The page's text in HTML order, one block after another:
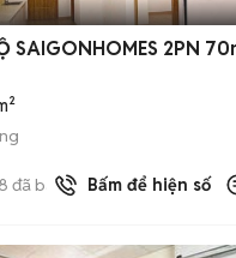
SAIGONHOMES 2PN
đã bán Bấm để hiện số